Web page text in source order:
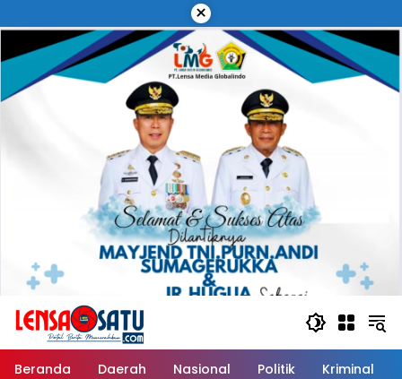
ke
konten
×
Beranda Daerah Nasional Politik Kriminal